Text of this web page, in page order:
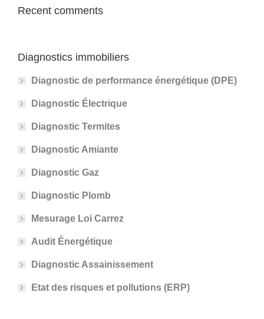
Recent comments
Diagnostics immobiliers
Diagnostic de performance énergétique (DPE)
Diagnostic Électrique
Diagnostic Termites
Diagnostic Amiante
Diagnostic Gaz
Diagnostic Plomb
Mesurage Loi Carrez
Audit Énergétique
Diagnostic Assainissement
Etat des risques et pollutions (ERP)